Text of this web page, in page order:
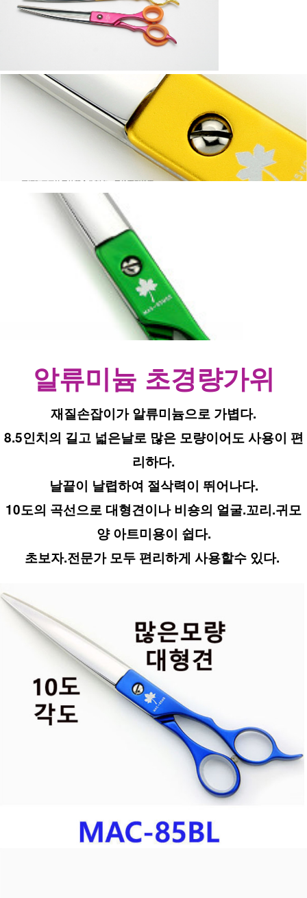
알류미늄 초경량가위
재질손잡이가 알류미늄으로 가볍다.
8.5인치의 길고 넓은날로 많은 모량이어도 사용이 편
리하다.
날끝이 날렵하여 절삭력이 뛰어나다.
10도의 곡선으로 대형견이나 비숑의 얼굴.꼬리.귀모
양 아트미용이 쉽다.
초보자.전문가 모두 편리하게 사용할수 있다.